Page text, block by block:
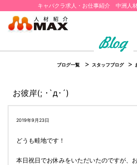
キャバクラ求人・お仕事紹介 中洲人
ブログ一覧 スタッフブログ
お彼岸(; ･`д･´)
2019年9月23日
どうも畦地です！
本日祝日でお休みをいただいたのですが、